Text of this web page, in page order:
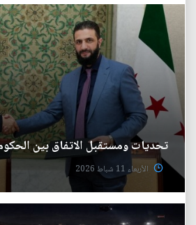
تحديات ومستقبل الاتفاق بين
الأربعاء 11 شباط 2026